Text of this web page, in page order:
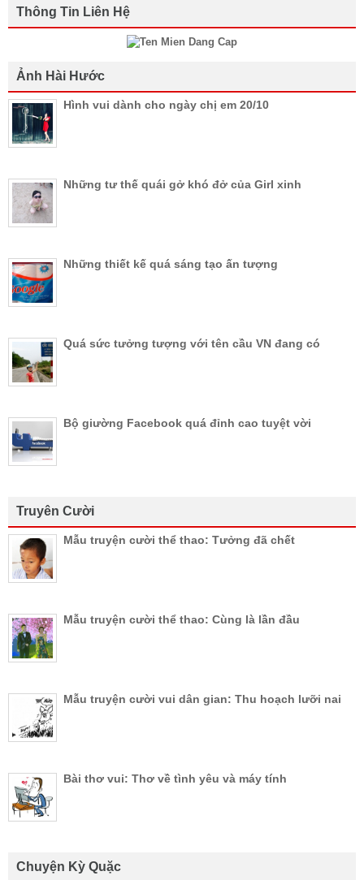
Thông Tin Liên Hệ
Ảnh Hài Hước
Hình vui dành cho ngày chị em 20/10
Những tư thế quái gở khó đở của Girl xinh
Những thiết kế quá sáng tạo ấn tượng
Quá sức tưởng tượng với tên cầu VN đang có
Bộ giường Facebook quá đỉnh cao tuyệt vời
Truyên Cười
Mẫu truyện cười thể thao: Tưởng đã chết
Mẫu truyện cười thể thao: Cùng là lần đầu
Mẫu truyện cười vui dân gian: Thu hoạch lưỡi nai
Bài thơ vui: Thơ về tình yêu và máy tính
Chuyện Kỳ Quặc